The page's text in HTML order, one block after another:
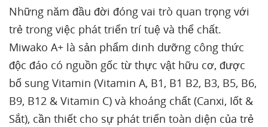
Những năm đầu đời đóng vai trò quan trọng với
trẻ trong việc phát triển trí tuệ và thể chất.
Miwako A+ là sản phẩm dinh dưỡng công thức
độc đáo có nguồn gốc từ thực vật hữu cơ, được
bổ sung Vitamin (Vitamin A, B1, B1 B2, B3, B5, B6,
B9, B12 & Vitamin C) và khoáng chất (Canxi, Iốt &
Sắt), cần thiết cho sự phát triển toàn diện của trẻ